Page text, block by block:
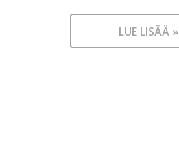
LUE LISÄÄ »